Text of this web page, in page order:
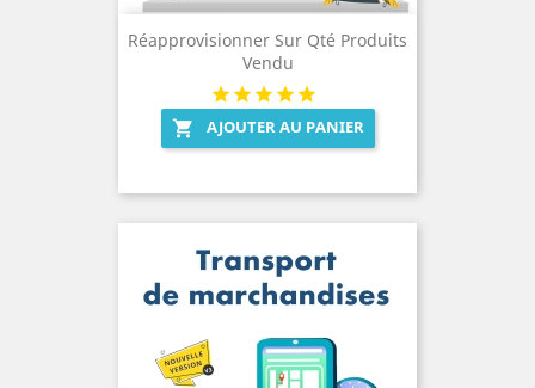
Réapprovisionner Sur Qté Produits
Vendu
 AJOUTER AU PANIER